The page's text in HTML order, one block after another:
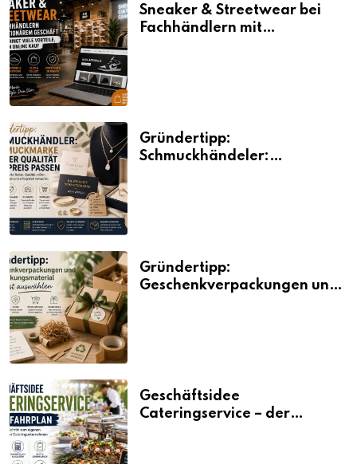
Sneaker & Streetwear bei
Fachhändlern mit
Gründertipp:
Schmuckhändeler:
Gründertipp:
Geschenkverpackungen und
Geschäftsidee
Cateringservice – der